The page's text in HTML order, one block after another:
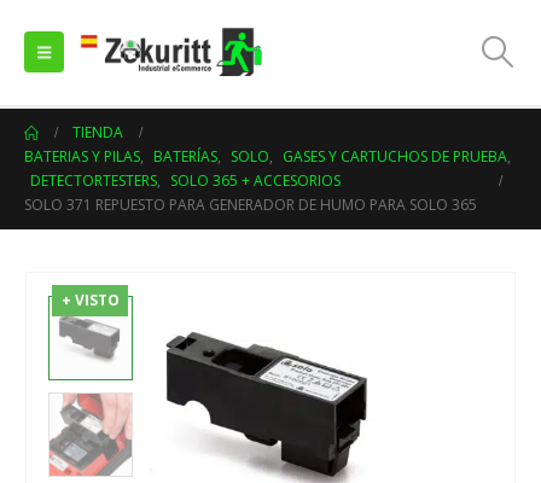
TIENDA
BATERIAS Y PILAS, BATERÍAS, SOLO, GASES Y CARTUCHOS DE PRUEBA,
DETECTORTESTERS, SOLO 365 + ACCESORIOS
SOLO 371 REPUESTO PARA GENERADOR DE HUMO PARA SOLO 365
+ VISTO